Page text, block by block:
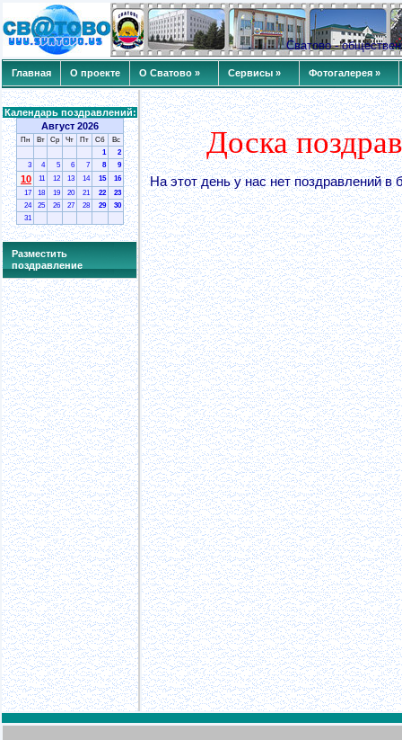
Сватово -
Главная О проекте О Сватово » Сервисы » Фотогалерея »
Календарь поздравлений:
Август 2026
Пн Вт Ср Чт Пт Сб
Вс
1
2
3
4 5 6 7 8 9
10 11 12 13 14 15
16
17
18 19 20 21 22
23
24
25 26 27 28 29
30
31
Разместить
поздравление
Доска
На этот день у нас нет поздравлений